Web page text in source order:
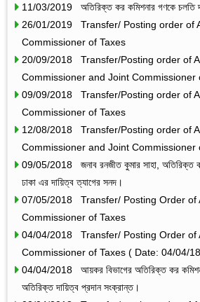
11/03/2019 অতিরিক্ত কর কমিশনার গণকে চলতি
26/01/2019 Transfer/ Posting order of
Commissioner of Taxes
20/09/2018 Transfer/Posting order of
Commissioner and Joint Commissioner
09/09/2018 Transfer/Posting order of
Commissioner of Taxes
12/08/2018 Transfer/Posting order of
Commissioner and Joint Commissioner
09/05/2018 জনাব রনজীত কুমার সাহা, অতিরিক্ত
ঢাকা এর দায়িত্ব ত্যাগের সনদ।
07/05/2018 Transfer/ Posting Order of
Commissioner of Taxes
04/04/2018 Transfer/ Posting Order of
Commissioner of Taxes ( Date: 04/04/
04/04/2018 আয়কর বিভাগের অতিরিক্ত কর
অতিরিক্ত দায়িত্ব প্রদান সংক্রান্ত।